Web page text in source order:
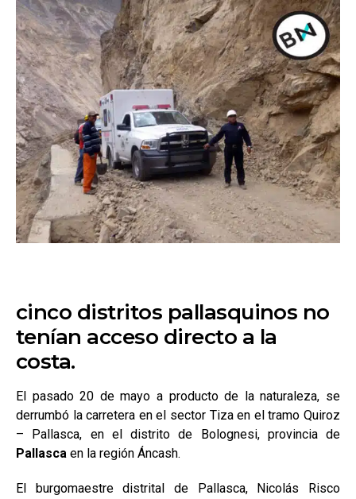
cinco distritos pallasquinos no
tenían acceso directo a la
costa.
El pasado 20 de mayo a producto de la naturaleza, se
derrumbó la carretera en el sector Tiza en el tramo Quiroz
– Pallasca, en el distrito de Bolognesi, provincia de
Pallasca en la región Áncash.
El burgomaestre distrital de Pallasca, Nicolás Risco